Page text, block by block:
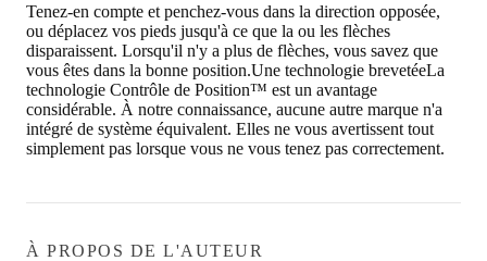
Tenez-en compte et penchez-vous dans la direction opposée,
ou déplacez vos pieds jusqu'à ce que la ou les flèches
disparaissent. Lorsqu'il n'y a plus de flèches, vous savez que
vous êtes dans la bonne position.Une technologie brevetéeLa
technologie Contrôle de Position™ est un avantage
considérable. À notre connaissance, aucune autre marque n'a
intégré de système équivalent. Elles ne vous avertissent tout
simplement pas lorsque vous ne vous tenez pas correctement.
À PROPOS DE L'AUTEUR